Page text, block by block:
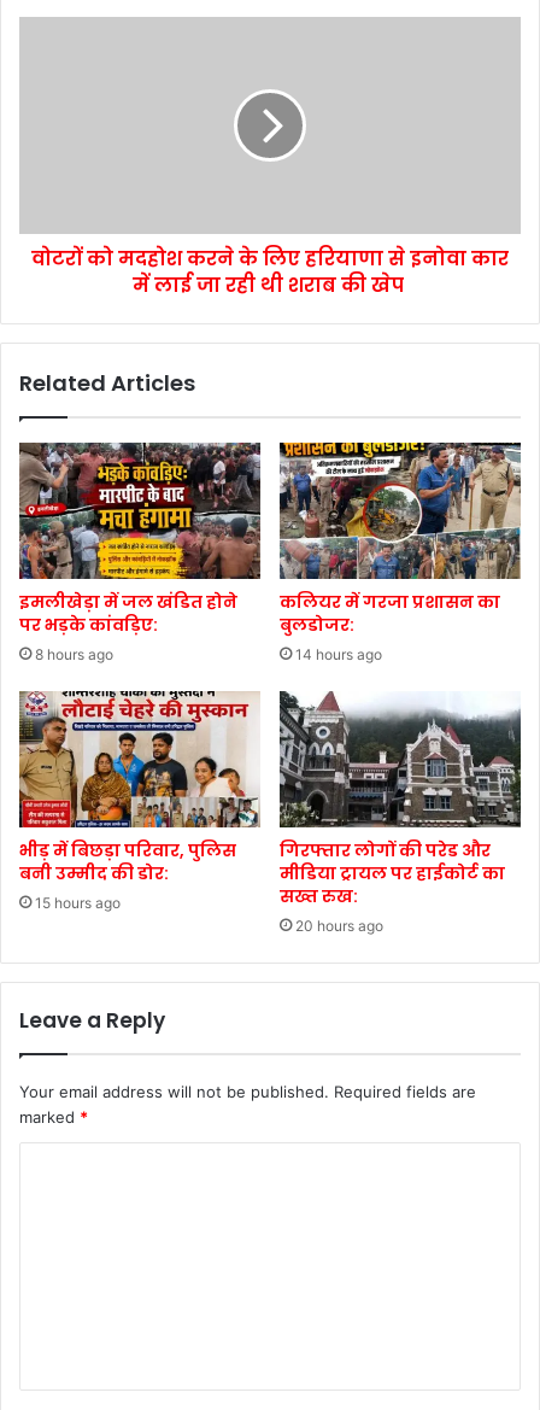
वोटरों को मदहोश करने के लिए हरियाणा से इनोवा कार
में लाई जा रही थी शराब की खेप
Related Articles
इमलीखेड़ा में जल खंडित होने
पर भड़के कांवड़िए:
8 hours ago
कलियर में गरजा प्रशासन का
बुलडोजर:
14 hours ago
भीड़ में बिछड़ा परिवार, पुलिस
बनी उम्मीद की डोर:
15 hours ago
गिरफ्तार लोगों की परेड और
मीडिया ट्रायल पर हाईकोर्ट का
सख्त रुख:
20 hours ago
Leave a Reply
Your email address will not be published. Required fields are
marked *